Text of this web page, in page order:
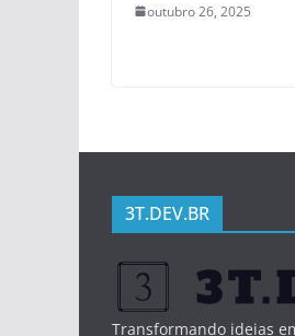
outubro 26, 2025
3T.DEV.BR
Transformando ideias